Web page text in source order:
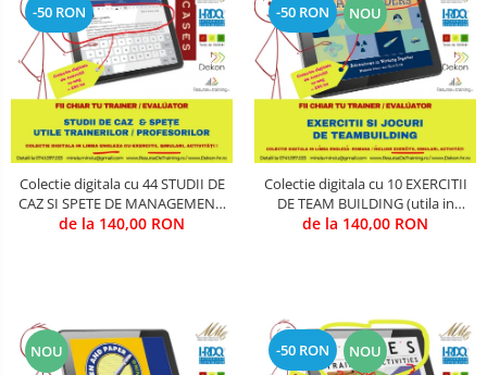
-50 RON
Colectie digitala cu 44 STUDII DE
CAZ SI SPETE DE MANAGEMENT,
LUARE DECIZII, CHANGE &
de la 140,00 RON
-50 RON NOU
Colectie digitala cu 10 EXERCITII
DE TEAM BUILDING (utila in
Training & Evaluare)
de la 140,00 RON
NOU -50 RON NOU